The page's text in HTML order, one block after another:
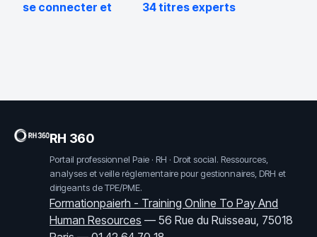
se connecter et
34 titres experts
RH 360
Portail professionnel Paie · RH · Droit social. Ressources,
analyses et veille réglementaire pour gestionnaires, DRH et
dirigeants de TPE/PME.
Formationpaierh - Training Online To Pay And
Human Resources —56 Rue du Ruisseau, 75018